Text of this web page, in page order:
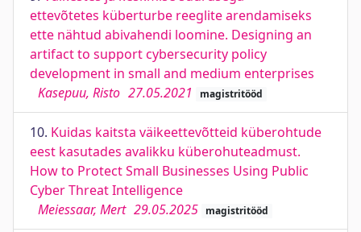
ettevõtetes küberturbe reeglite arendamiseks
ette nähtud abivahendi loomine. Designing an
artifact to support cybersecurity policy
development in small and medium enterprises
Kasepuu, Risto 27.05.2021 magistritööd
10. Kuidas kaitsta väikeettevõtteid küberohtude
eest kasutades avalikku küberohuteadmust.
How to Protect Small Businesses Using Public
Cyber Threat Intelligence
Meiessaar, Mert 29.05.2025 magistritööd